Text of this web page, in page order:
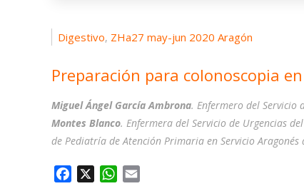
Digestivo, ZHa27 may-jun 2020 Aragón
Preparación para colonoscopia
Miguel Ángel García Ambrona. Enfermero del Servicio
Montes Blanco. Enfermera del Servicio de Urgencias
de Pediatría de Atención Primaria en Servicio Aragonés
W